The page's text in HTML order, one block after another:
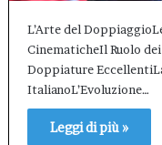
L’Arte del
CinematicheIl Ruolo
Doppiature
ItalianoL’Evoluzione…
Leggi di più »